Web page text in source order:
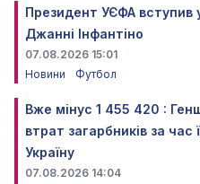
Президент УЄФА вступив
Джанні Інфантіно
07.08.2026 15:01
Новини
Футбол
Вже мінус 1 455 420 :
втрат загарбників за час
Україну
07.08.2026 14:04